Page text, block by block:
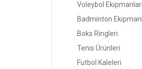
Voleybol Ekipmanları
Badminton
Boks Ringleri
Tenis Ürünleri
Futbol Kaleleri